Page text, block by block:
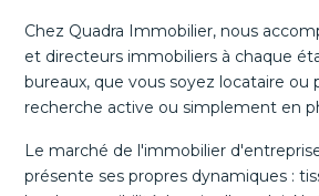
Chez Quadra Immobilier, nous
et directeurs immobiliers à chaque
bureaux, que vous soyez locataire ou
recherche active ou simplement en
Le marché de l'immobilier
présente ses propres dynamiques :